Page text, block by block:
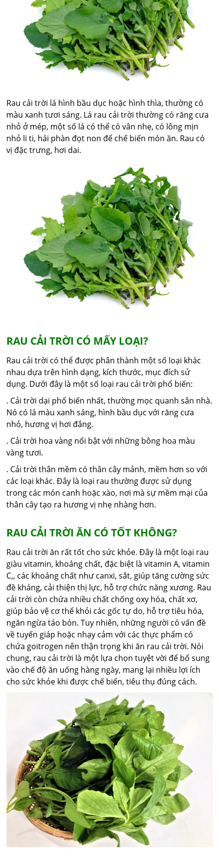
Rau cải trời lá hình bầu dục hoặc hình thìa, thường có
màu xanh tươi sáng. Lá rau cải trời thường có răng cưa
nhỏ ở mép, một số lá có thể có vân nhẹ, có lông mịn
nhỏ li ti, hái phàn đọt non để chế biến món ăn. Rau có
vị đặc trưng, hơi dai.
RAU CẢI TRỜI CÓ MẤY LOẠI?
Rau cải trời có thể được phân thành một số loại khác
nhau dựa trên hình dạng, kích thước, mục đích sử
dụng. Dưới đây là một số loại rau cải trời phổ biến:
. Cải trời dại phổ biến nhất, thường mọc quanh sân nhà.
Nó có lá màu xanh sáng, hình bầu dục với răng cưa
nhỏ, hương vị hơi đắng.
. Cải trời hoa vàng nổi bật với những bông hoa màu
vàng tươi.
. Cải trời thân mềm có thân cây mảnh, mềm hơn so với
các loại khác. Đây là loại rau thường được sử dụng
trong các món canh hoặc xào, nơi mà sự mềm mại của
thân cây tạo ra hương vị nhẹ nhàng hơn.
RAU CẢI TRỜI ĂN CÓ TỐT KHÔNG?
Rau cải trời ăn rất tốt cho sức khỏe. Đây là một loại rau
giàu vitamin, khoáng chất, đặc biệt là vitamin A, vitamin
C,, các khoáng chất như canxi, sắt, giúp tăng cường sức
đề kháng, cải thiện thị lực, hỗ trợ chức năng xương. Rau
cải trời còn chứa nhiều chất chống oxy hóa, chất xơ,
giúp bảo vệ cơ thể khỏi các gốc tự do, hỗ trợ tiêu hóa,
ngăn ngừa táo bón. Tuy nhiên, những người có vấn đề
về tuyến giáp hoặc nhạy cảm với các thực phẩm có
chứa goitrogen nên thận trọng khi ăn rau cải trời. Nói
chung, rau cải trời là một lựa chọn tuyệt vời để bổ sung
vào chế độ ăn uống hàng ngày, mang lại nhiều lợi ích
cho sức khỏe khi được chế biến, tiêu thụ đúng cách.